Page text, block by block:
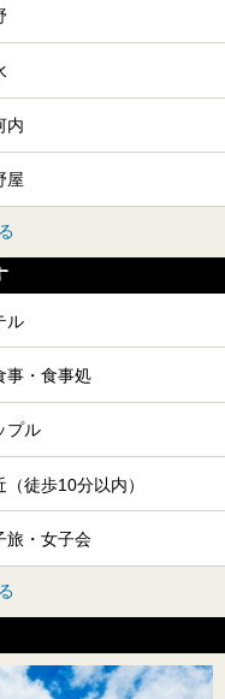
内
屋
ル
事・食事処
プル
（徒歩10分以内）
旅・女子会